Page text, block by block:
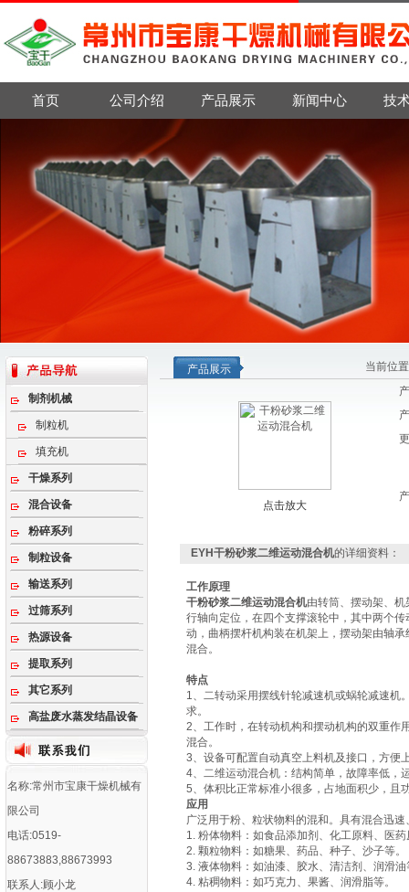
首页 公司介绍 产品展示 新闻中心 技
制剂机械
制粒机
填充机
干燥系列
混合设备
粉碎系列
制粒设备
输送系列
过筛系列
热源设备
提取系列
其它系列
高盐废水蒸发结晶设备
名称:常州市宝康干燥机械有
限公司
电话:0519-
88673883,88673993
联系人:顾小龙
产品展示 当前位
点击放大
EYH干粉砂浆二维运动混合机的详细资料：
工作原理
干粉砂浆二维运动混合机由转筒、摆动架、机
行轴向定位，在四个支撑滚轮中，其中两个
动，曲柄摆杆机构装在机架上，摆动架由轴
混合。
特点
1、二转动采用摆线针轮减速机或蜗轮减速机
求。
2、工作时，在转动机构和摆动机构的双重作
混合。
3、设备可配置自动真空上料机及接口，方便
4、二维运动混合机：结构简单，故障率低，
5、体积比正常标准小很多，占地面积少，且
应用
广泛用于粉、粒状物料的混和。具有混合迅
1. 粉体物料：如食品添加剂、化工原料、医
2. 颗粒物料：如糖果、药品、种子、沙子等。
3. 液体物料：如油漆、胶水、清洁剂、润滑油
4. 粘稠物料：如巧克力、果酱、润滑脂等。